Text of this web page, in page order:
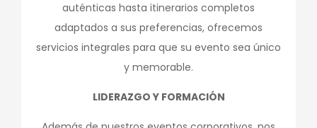
auténticas hasta itinerarios completos
adaptados a sus preferencias, ofrecemos
servicios integrales para que su evento sea único
y memorable.
LIDERAZGO Y FORMACIÓN